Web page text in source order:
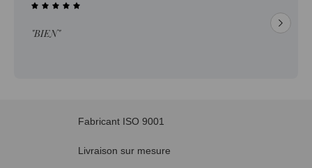
"BIEN"
Fabricant ISO 9001
Livraison sur mesure